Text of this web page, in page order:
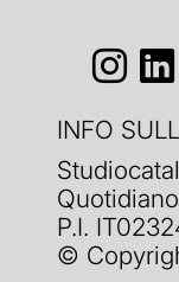
INFO
P.I.
©